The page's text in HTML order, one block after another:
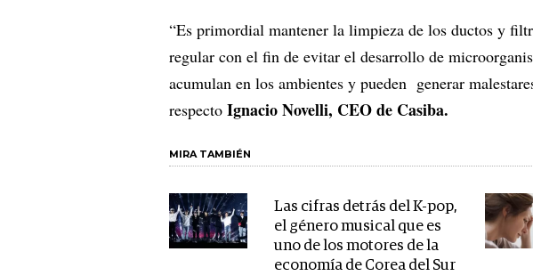
“Es primordial mantener la limpieza de los ductos y
regular con el fin de evitar el desarrollo de
acumulan en los ambientes y pueden generar
respecto Ignacio Novelli, CEO de Casiba.
MIRA TAMBIÉN
Las cifras detrás del K-pop,
el género musical que es
uno de los motores de la
economía de Corea del Sur